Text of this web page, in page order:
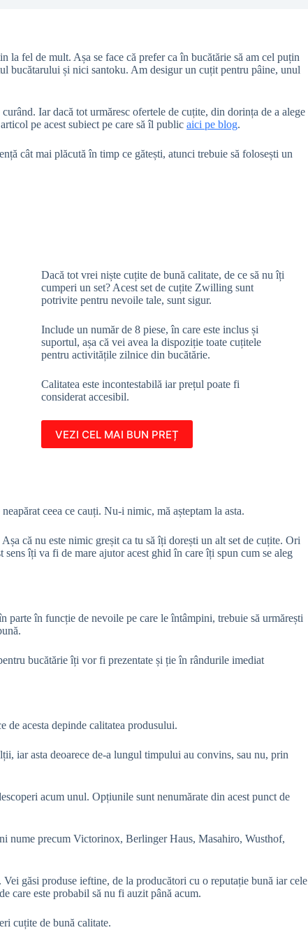
fel de mult. Așa se face că prefer ca în bucătărie să am cel puțin
bucătarului și nici santoku. Am desigur un cuțit pentru pâine, unul
Iar dacă tot urmăresc ofertele de cuțite, din dorința de a alege
pe acest subiect pe care să îl public aici pe blog.
cât mai plăcută în timp ce gătești, atunci trebuie să folosești un
Dacă tot vrei niște cuțite de bună calitate, de ce să nu îți
cumperi un set? Acest set de cuțite Zwilling sunt
potrivite pentru nevoile tale, sunt sigur.
Include un număr de 8 piese, în care este inclus și
suportul, așa că vei avea la dispoziție toate cuțitele
pentru activitățile zilnice din bucătărie.
Calitatea este incontestabilă iar prețul poate fi
considerat accesibil.
VEZI CEL MAI BUN PREȚ
ceea ce cauți. Nu-i nimic, mă așteptam la asta.
că nu este nimic greșit ca tu să îți dorești un alt set de cuțite. Ori
îți va fi de mare ajutor acest ghid în care îți spun cum se aleg
parte în funcție de nevoile pe care le întâmpini, trebuie să urmărești
bucătărie îți vor fi prezentate și ție în rândurile imediat
de acesta depinde calitatea produsului.
iar asta deoarece de-a lungul timpului au convins, sau nu, prin
acum unul. Opțiunile sunt nenumărate din acest punct de
nume precum Victorinox, Berlinger Haus, Masahiro, Wusthof,
găsi produse ieftine, de la producători cu o reputație bună iar cele
care este probabil să nu fi auzit până acum.
cuțite de bună calitate.